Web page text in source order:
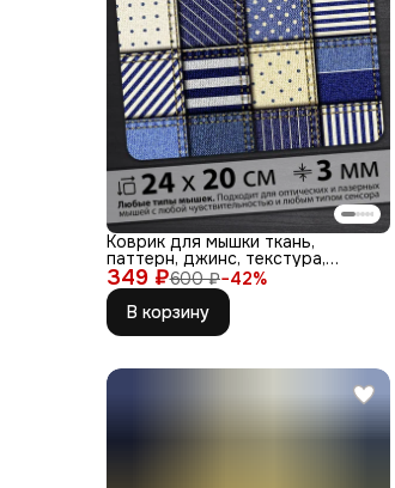
349 ₽600 ₽−42%
Коврик для мышки ткань,
паттерн, джинс, текстура,
синий, бел
В корзину